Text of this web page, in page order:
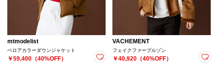
mtmodelist
ベロアカラーダウンジャケット
￥59,400（40%OFF）
VACHEMENT
フェイクファーブルゾン
￥40,920（40%OFF）